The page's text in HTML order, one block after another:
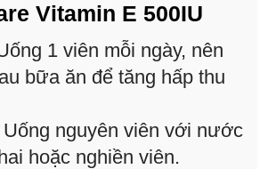
Vitamin E 500IU
1 viên mỗi ngày, nên
bữa ăn để tăng hấp thu
Uống nguyên viên với nước
hoặc nghiền viên.